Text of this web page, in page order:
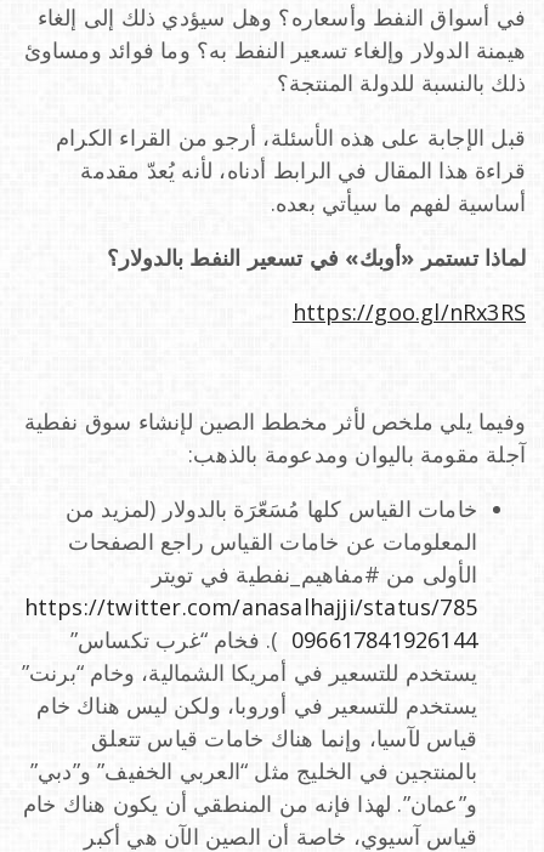
في أسواق النفط وأسعاره؟ وهل سيؤدي ذلك إلى إلغاء
هيمنة الدولار وإلغاء تسعير النفط به؟ وما فوائد ومساوئ
ذلك بالنسبة للدولة المنتجة؟
قبل الإجابة على هذه الأسئلة، أرجو من القراء الكرام
قراءة هذا المقال في الرابط أدناه، لأنه يُعدّ مقدمة
أساسية لفهم ما سيأتي بعده.
لماذا تستمر «أوبك» في تسعير النفط بالدولار؟
https://goo.gl/nRx3RS
وفيما يلي ملخص لأثر مخطط الصين لإنشاء سوق نفطية
آجلة مقومة باليوان ومدعومة بالذهب:
خامات القياس كلها مُسَعّرَة بالدولار (لمزيد من
المعلومات عن خامات القياس راجع الصفحات
الأولى من #مفاهيم_نفطية في تويتر
https://twitter.com/anasalhajji/status/785
096617841926144 ). فخام “غرب تكساس”
يستخدم للتسعير في أمريكا الشمالية، وخام “برنت”
يستخدم للتسعير في أوروبا، ولكن ليس هناك خام
قياس لآسيا، وإنما هناك خامات قياس تتعلق
بالمنتجين في الخليج مثل “العربي الخفيف” و”دبي”
و”عمان”. لهذا فإنه من المنطقي أن يكون هناك خام
قياس آسيوي، خاصة أن الصين الآن هي أكبر